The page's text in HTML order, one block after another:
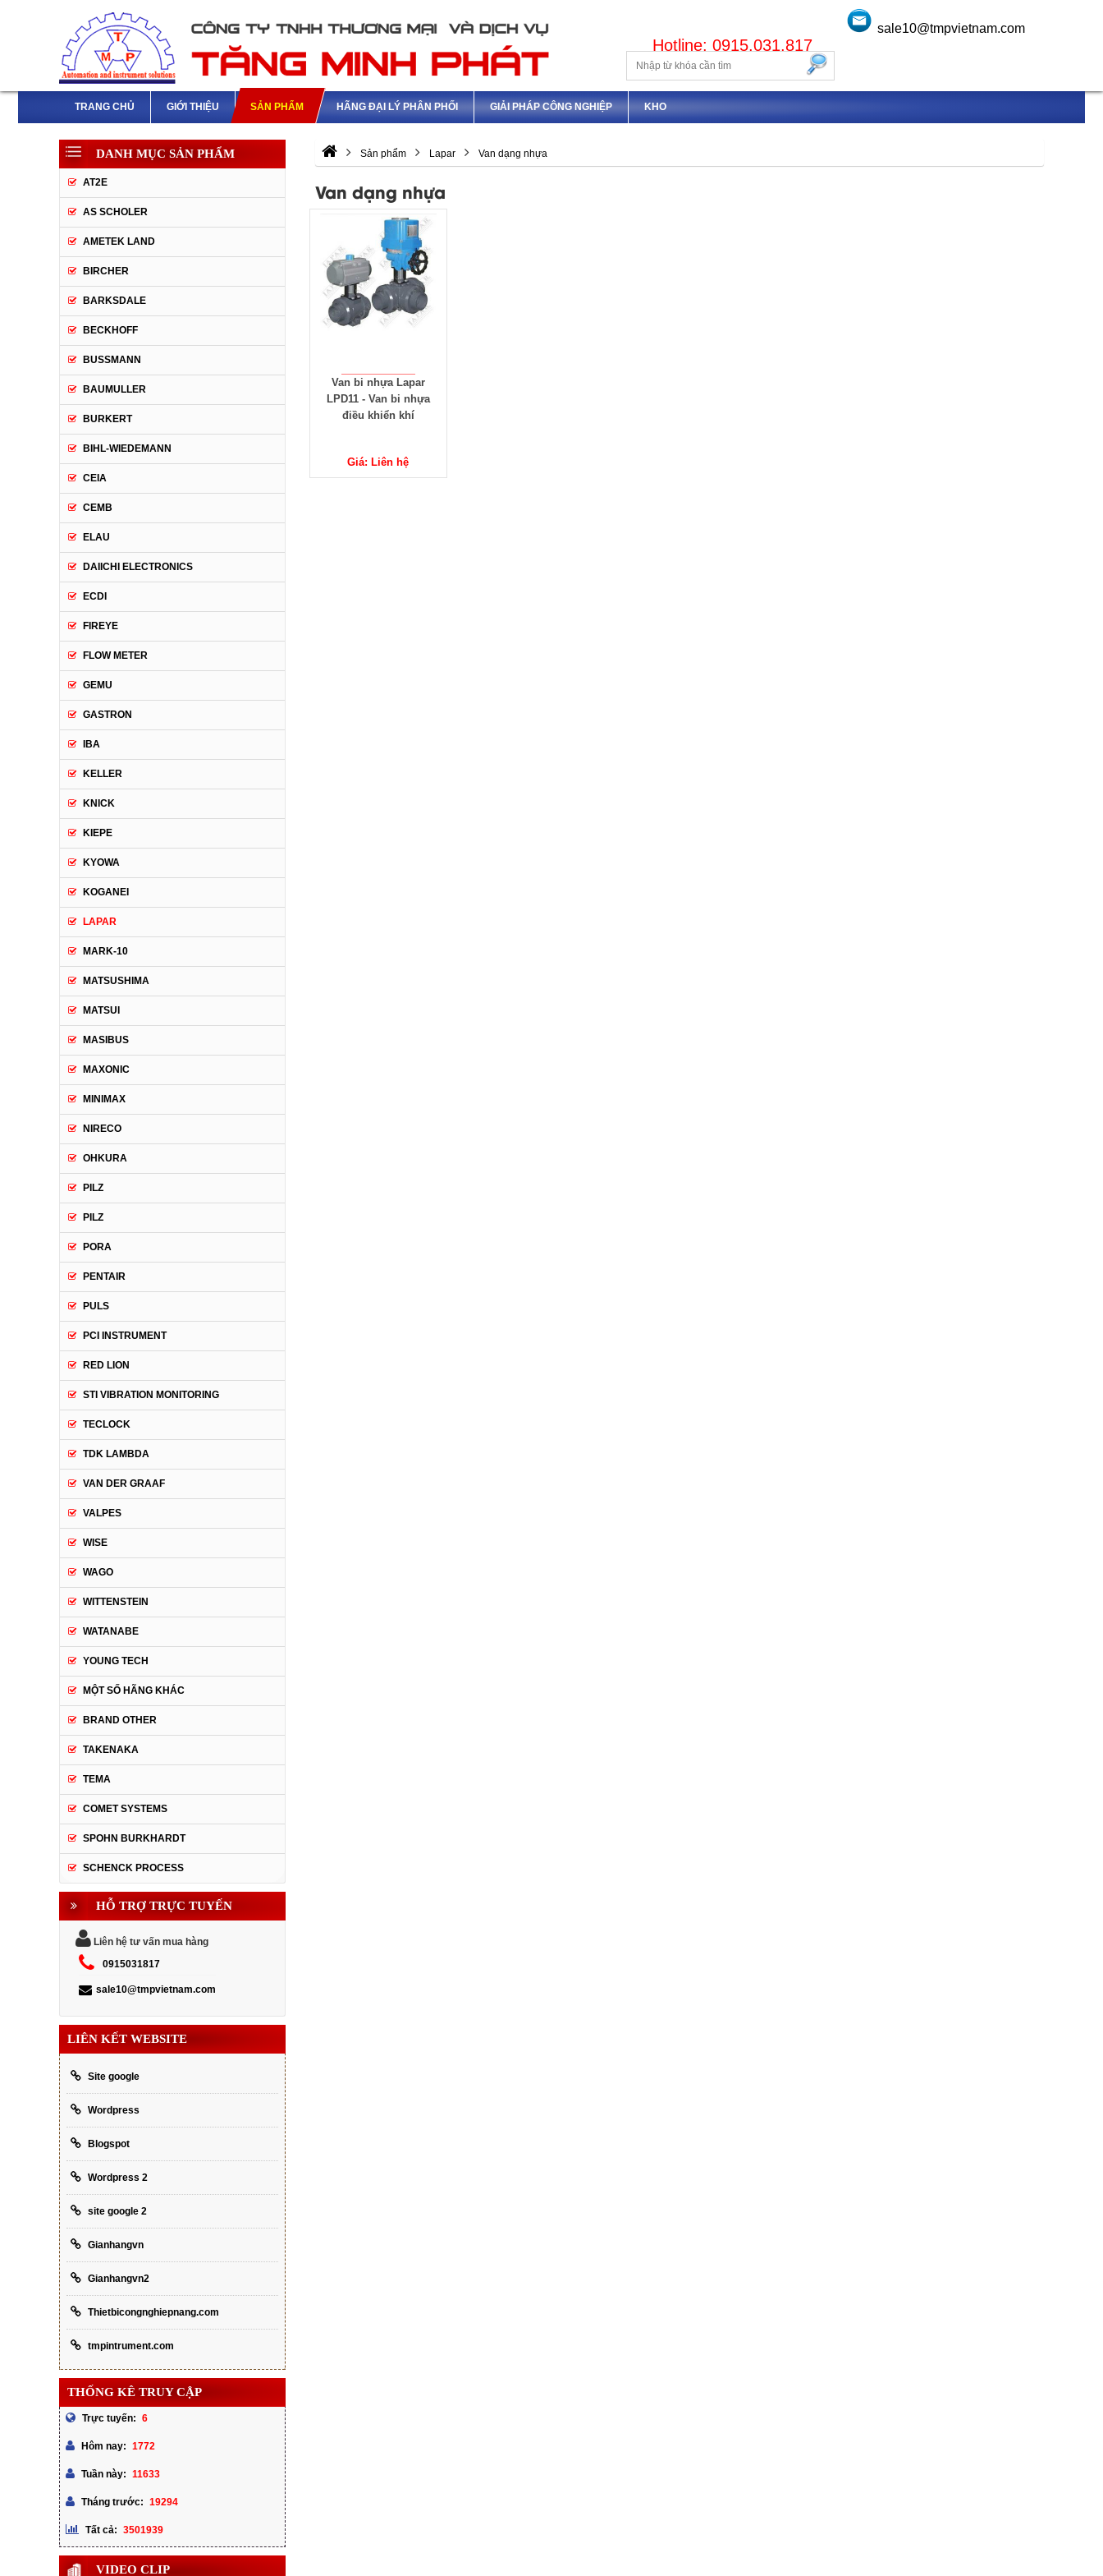
Hotline: 0915.031.817
sale10@tmpvietnam.com
TRANG CHỦ GIỚI THIỆU SẢN PHẨM HÃNG ĐẠI LÝ PHÂN PHỐI GIẢI PHÁP CÔNG NGHIỆP KHO
Sản phẩm Lapar Van dạng nhựa
Van dạng nhựa
Van bi nhựa Lapar
LPD11 - Van bi nhựa
điều khiển khí
Giá: Liên hệ
DANH MỤC SẢN PHẨM
AT2E
AS SCHOLER
AMETEK LAND
BIRCHER
BARKSDALE
BECKHOFF
BUSSMANN
BAUMULLER
BURKERT
BIHL-WIEDEMANN
CEIA
CEMB
ELAU
DAIICHI ELECTRONICS
ECDI
FIREYE
FLOW METER
GEMU
GASTRON
IBA
KELLER
KNICK
KIEPE
KYOWA
KOGANEI
LAPAR
MARK-10
MATSUSHIMA
MATSUI
MASIBUS
MAXONIC
MINIMAX
NIRECO
OHKURA
PILZ
PILZ
PORA
PENTAIR
PULS
PCI INSTRUMENT
RED LION
STI VIBRATION MONITORING
TECLOCK
TDK LAMBDA
VAN DER GRAAF
VALPES
WISE
WAGO
WITTENSTEIN
WATANABE
YOUNG TECH
MỘT SỐ HÃNG KHÁC
BRAND OTHER
TAKENAKA
TEMA
COMET SYSTEMS
SPOHN BURKHARDT
SCHENCK PROCESS
HỖ TRỢ TRỰC TUYẾN
Liên hệ tư vấn mua hàng
0915031817
sale10@tmpvietnam.com
LIÊN KẾT WEBSITE
Site google
Wordpress
Blogspot
Wordpress 2
site google 2
Gianhangvn
Gianhangvn2
Thietbicongnghiepnang.com
tmpintrument.com
THỐNG KÊ TRUY CẬP
Trực tuyến: 6
Hôm nay: 1772
Tuần này: 11633
Tháng trước: 19294
Tất cả: 3501939
VIDEO CLIP